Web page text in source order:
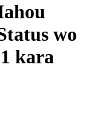
wo
kara